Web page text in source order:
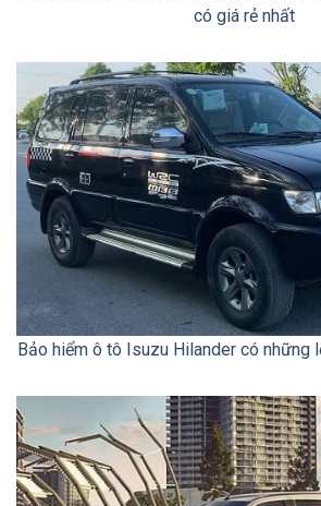
có giá rẻ nhất
Bảo hiểm ô tô Isuzu Hilander có những